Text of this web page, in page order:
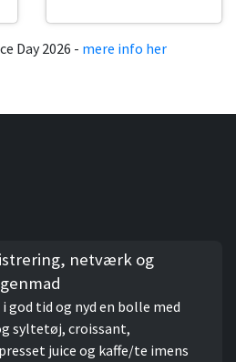
Day 2026 - mere info her
netværk og
god tid og nyd en bolle med
syltetøj, croissant,
juice og kaffe/te imens